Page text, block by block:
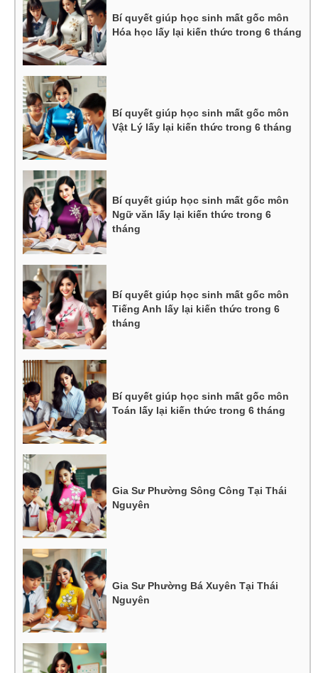
Bí quyết giúp học sinh mất gốc môn
Hóa học lấy lại kiến thức trong 6 tháng
Bí quyết giúp học sinh mất gốc môn
Vật Lý lấy lại kiến thức trong 6 tháng
Bí quyết giúp học sinh mất gốc môn
Ngữ văn lấy lại kiến thức trong 6
tháng
Bí quyết giúp học sinh mất gốc môn
Tiếng Anh lấy lại kiến thức trong 6
tháng
Bí quyết giúp học sinh mất gốc môn
Toán lấy lại kiến thức trong 6 tháng
Gia Sư Phường Sông Công Tại Thái
Nguyên
Gia Sư Phường Bá Xuyên Tại Thái
Nguyên